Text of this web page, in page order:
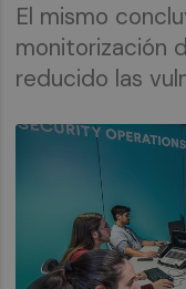
El mismo
monitorización
reducido las